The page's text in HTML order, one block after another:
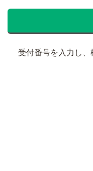
受付番号を入力し、